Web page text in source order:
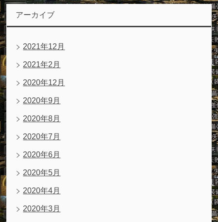
アーカイブ
2021年12月
2021年2月
2020年12月
2020年9月
2020年8月
2020年7月
2020年6月
2020年5月
2020年4月
2020年3月